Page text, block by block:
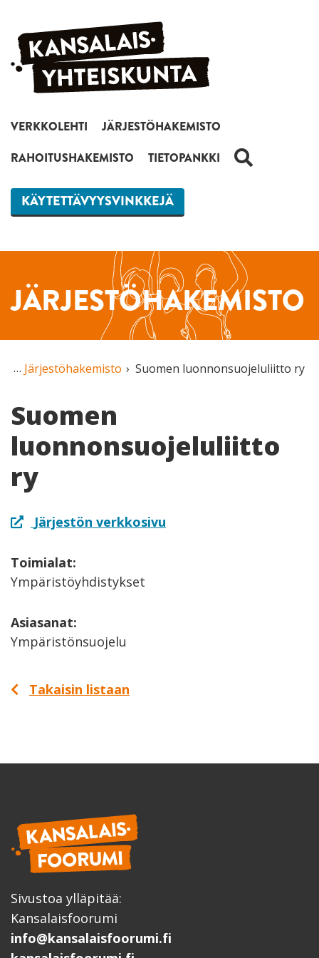
Siirry sisältöön
VERKKOLEHTI
JÄRJESTÖHAKEMISTO
RAHOITUSHAKEMISTO
TIETOPANKKI HAKU
KÄYTETTÄVYYSVINKKEJÄ
JÄRJESTÖHAKEMISTO
Järjestöhakemisto Suomen luonnonsuojeluliitto ry
Suomen
luonnonsuojeluliitto
ry
Järjestön verkkosivu
Toimialat:
Ympäristöyhdistykset
Asiasanat:
Ympäristönsuojelu
Takaisin listaan
Sivustoa ylläpitää:
Kansalaisfoorumi
info@kansalaisfoorumi.fi